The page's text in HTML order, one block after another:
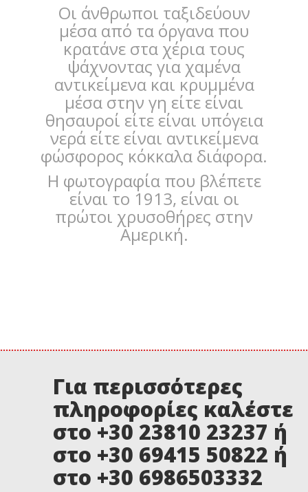
Οι άνθρωποι ταξιδεύουν
μέσα από τα όργανα που
κρατάνε στα χέρια τους
ψάχνοντας για χαμένα
αντικείμενα και κρυμμένα
μέσα στην γη είτε είναι
θησαυροί είτε είναι υπόγεια
νερά είτε είναι αντικείμενα
φώσφορος κόκκαλα διάφορα.
Η φωτογραφία που βλέπετε
είναι το 1913, είναι οι
πρώτοι χρυσοθήρες στην
Αμερική.
Για περισσότερες
πληροφορίες καλέστε
στο +30 23810 23237 ή
στο +30 69415 50822 ή
στο +30 6986503332